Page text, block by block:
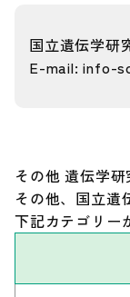
サイトポリシ
国立遺伝学研
E-mail: info-
その他 遺伝学
その他、国立遺
下記カテゴリー